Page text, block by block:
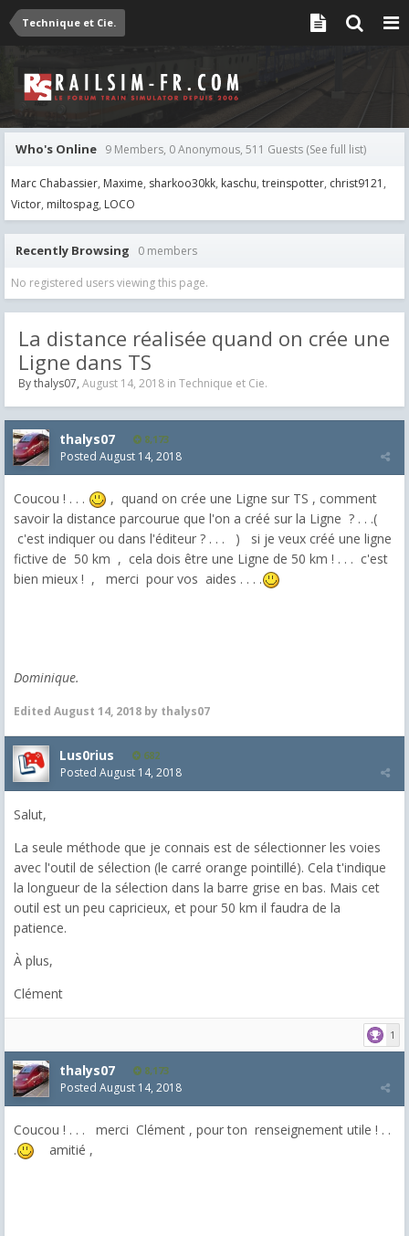
Technique et Cie.
Who's Online 9 Members, 0 Anonymous, 511 Guests (See full list)
Marc Chabassier Maxime sharkoo30kk kaschu treinspotter christ9121
Victor miltospag LOCO
Recently Browsing 0 members
No registered users viewing this page.
La distance réalisée quand on crée une
Ligne dans TS
Bythalys07, August 14, 2018 in Technique et Cie.
thalys07 8,173
Posted August 14, 2018
Coucou ! . . .
, quand on crée une Ligne sur TS , comment
savoir la distance parcourue que l'on a créé sur la Ligne ? . . .(
c'est indiquer ou dans l'éditeur ? . . . ) si je veux créé une ligne
fictive de 50 km , cela dois être une Ligne de 50 km ! . . . c'est
bien mieux ! , merci pour vos aides . . . .
Dominique.
Edited August 14, 2018 by thalys07
Lus0rius 682
Posted August 14, 2018
Salut,
La seule méthode que je connais est de sélectionner les voies
avec l'outil de sélection (le carré orange pointillé). Cela t'indique
la longueur de la sélection dans la barre grise en bas. Mais cet
outil est un peu capricieux, et pour 50 km il faudra de la
patience.
À plus,
Clément
1
thalys07 8,173
Posted August 14, 2018
Coucou ! . . . merci Clément , pour ton renseignement utile ! . .
.
amitié ,